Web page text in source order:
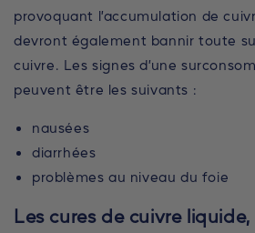
provoquant l’accumulation de
devront également bannir toute
cuivre. Les signes d’une
peuvent être les suivants :
nausées
diarrhées
problèmes au niveau du foie
Les cures de cuivre